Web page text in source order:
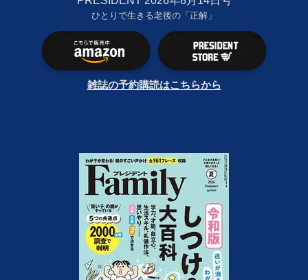
ひとりで生きる老後の「正解」
雑誌の予約購読はこちらから